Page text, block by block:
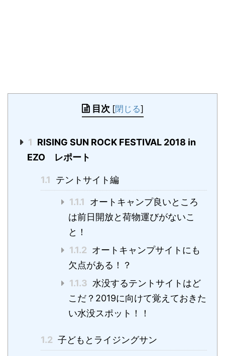
目次 [閉じる]
1 RISING SUN ROCK FESTIVAL 2018 in
EZO レポート
1.1 テントサイト編
1.1.1
オートキャンプ良いところ
は前日開放と荷物運びがないこ
と！
1.1.2 オートキャンプサイトにも
欠点がある！？
1.1.3 水没するテントサイトはど
こだ？2019に向けて覚えておきた
い水没スポット！！
1.2 子どもとライジングサン